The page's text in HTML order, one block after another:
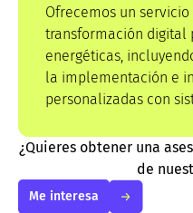
Ofrecemos un
transformación digital
energéticas,
la implementación e
personalizadas con
¿Quieres obtener una
de
Me interesa